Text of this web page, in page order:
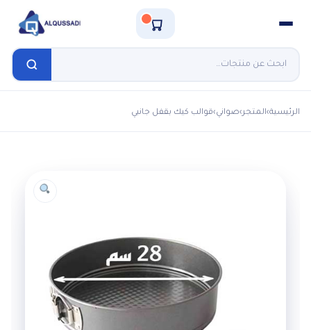
الرئيسية›المتجر›صواني›قوالب كيك بقفل جانبي